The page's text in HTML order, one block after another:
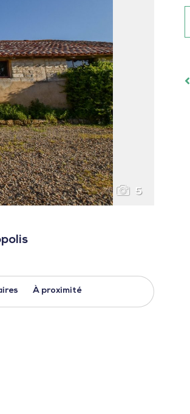
5
À proximité